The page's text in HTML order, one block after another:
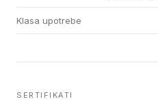
Klasa upotrebe
SERTIFIKATI